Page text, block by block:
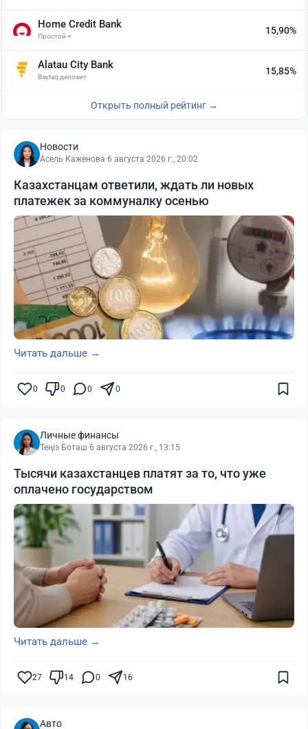
Home Credit Bank
Простой +
15,90%
Alatau City Bank
Baytaq депозит
15,85%
Открыть полный рейтинг →
Новости
Асель Каженова·6 августа 2026 г., 20:02
Казахстанцам ответили, ждать ли новых
платежек за коммуналку осенью
Читать дальше →
0 0 0 0
Личные финансы
Теңіз Боташ·6 августа 2026 г., 13:15
Тысячи казахстанцев платят за то, что уже
оплачено государством
Читать дальше →
27 14 0 16
Авто